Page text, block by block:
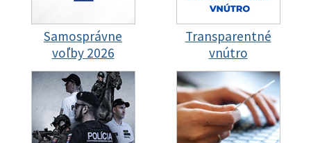
Samosprávne
voľby 2026
Transparentné
vnútro